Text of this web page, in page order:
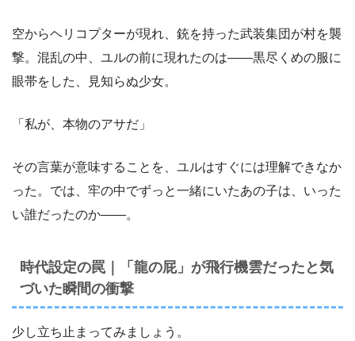
空からヘリコプターが現れ、銃を持った武装集団が村を襲
撃。混乱の中、ユルの前に現れたのは――黒尽くめの服に
眼帯をした、見知らぬ少女。
「私が、本物のアサだ」
その言葉が意味することを、ユルはすぐには理解できなか
った。では、牢の中でずっと一緒にいたあの子は、いった
い誰だったのか――。
時代設定の罠｜「龍の屁」が飛行機雲だったと気
づいた瞬間の衝撃
少し立ち止まってみましょう。